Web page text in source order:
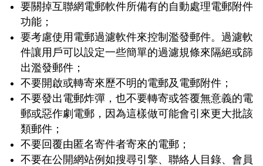
要關掉互聯網電郵軟件所備有的自動處理電郵附件
功能；
要考慮使用電郵過濾軟件來控制濫發郵件。過濾軟
件讓用戶可以設定一些簡單的過濾規條來隔絕或篩
出濫發郵件；
不要開啟或轉寄來歷不明的電郵及電郵附件；
不要發出電郵炸彈，也不要轉寄或答覆無意義的電
郵或惡作劇電郵，因為這樣做可能會引來更大批該
類郵件；
不要回覆由匿名寄件者寄來的電郵；
不要在公開網站例如搜尋引擎、聯絡人目錄、會員